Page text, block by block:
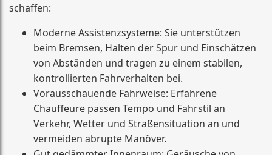
schaffen:
Moderne Assistenzsysteme: Sie unterstützen
beim Bremsen, Halten der Spur und Einschätzen
von Abständen und tragen zu einem stabilen,
kontrollierten Fahrverhalten bei.
Vorausschauende Fahrweise: Erfahrene
Chauffeure passen Tempo und Fahrstil an
Verkehr, Wetter und Straßensituation an und
vermeiden abrupte Manöver.